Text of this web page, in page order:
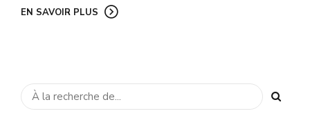
EN SAVOIR PLUS